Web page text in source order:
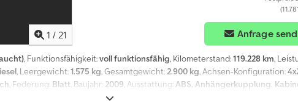
1 / 21 Anfrage
, Funktionsfähigkeit:voll funktionsfähig, Kilometerstand:119.228 km,
, Leergewicht:1.575 kg, Gesamtgewicht:2.900 kg, Achsen-Konfiguration:
, Federung: Blatt, Baujahr: 2009, Ausstattung: ABS, Anhängerkupplung,
Gasolone 29RT + 119.228KM + EZ: 02.10.2009 + 4 Zylinder Hyundai Motor